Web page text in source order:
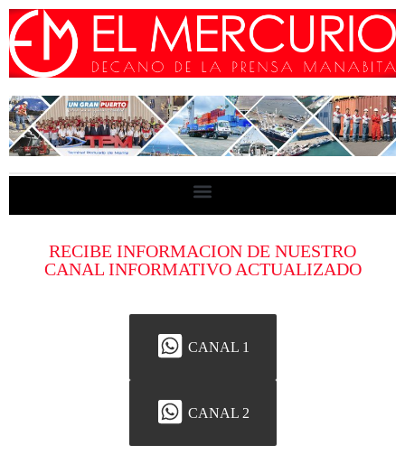
RECIBE INFORMACION DE NUESTRO
CANAL INFORMATIVO ACTUALIZADO
CANAL 1
CANAL 2